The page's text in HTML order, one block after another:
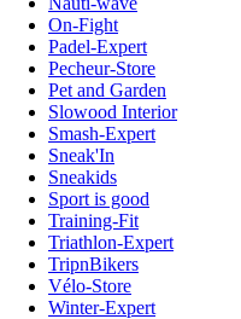
On-Fight
Padel-Expert
Pecheur-Store
Pet and Garden
Slowood Interior
Smash-Expert
Sneak'In
Sneakids
Sport is good
Training-Fit
Triathlon-Expert
TripnBikers
Vélo-Store
Winter-Expert